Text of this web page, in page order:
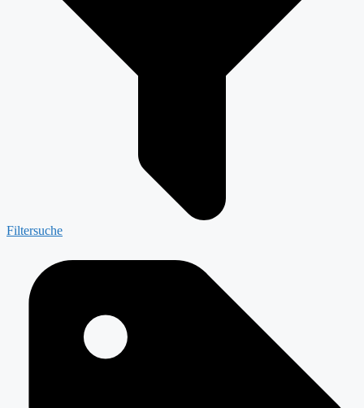
Filtersuche